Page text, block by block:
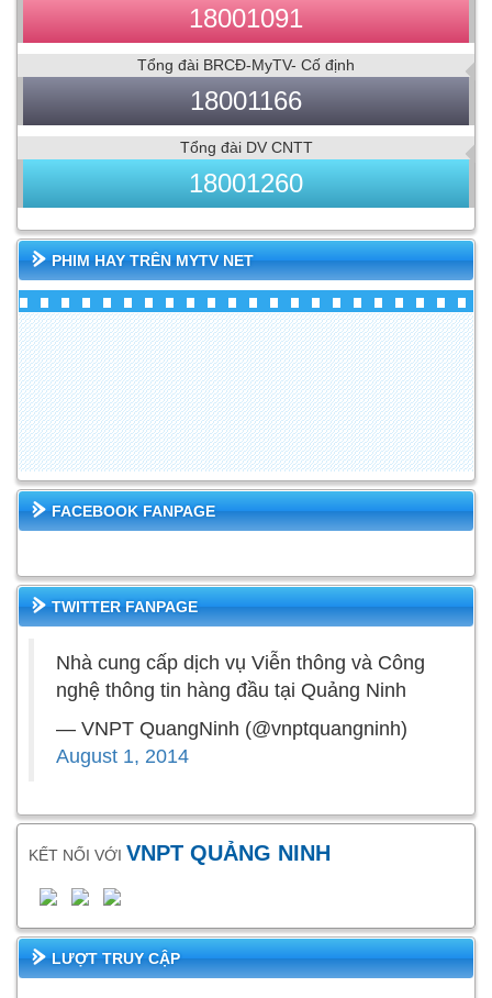
18001091
Tổng đài BRCĐ-MyTV- Cố định
18001166
Tổng đài DV CNTT
18001260
PHIM HAY TRÊN MYTV NET
FACEBOOK FANPAGE
TWITTER FANPAGE
Nhà cung cấp dịch vụ Viễn thông và Công
nghệ thông tin hàng đầu tại Quảng Ninh
— VNPT QuangNinh (@vnptquangninh)
August 1, 2014
KẾT NỐI VỚI VNPT QUẢNG NINH
LƯỢT TRUY CẬP